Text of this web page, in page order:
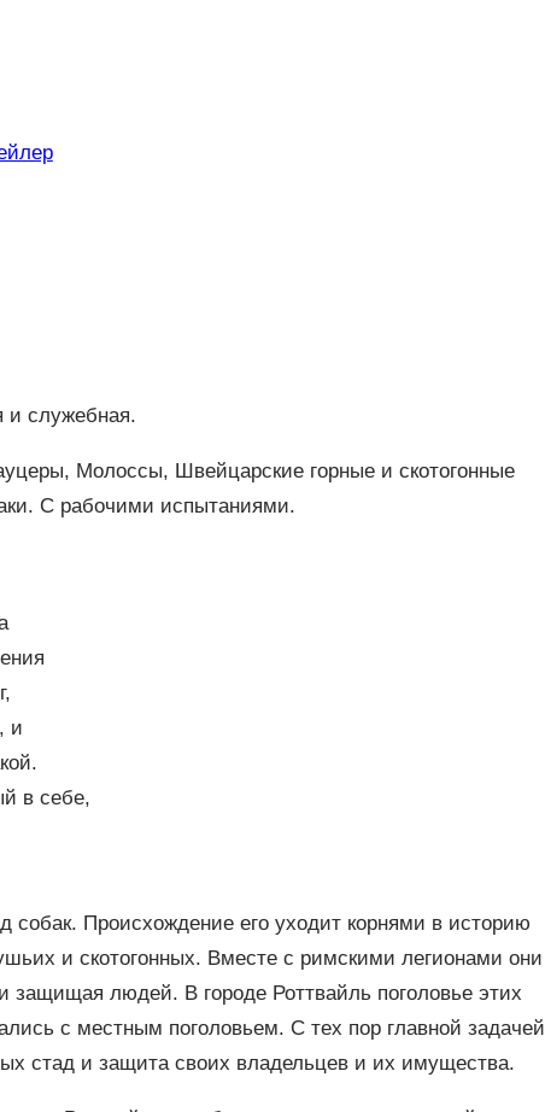
и служебная.
Молоссы, Швейцарские горные и скотогонные
С рабочими испытаниями.
и
в себе,
собак. Происхождение его уходит корнями в историю
и скотогонных. Вместе с римскими легионами они
защищая людей. В городе Роттвайль поголовье этих
с местным поголовьем. С тех пор главной задачей
стад и защита своих владельцев и их имущества.